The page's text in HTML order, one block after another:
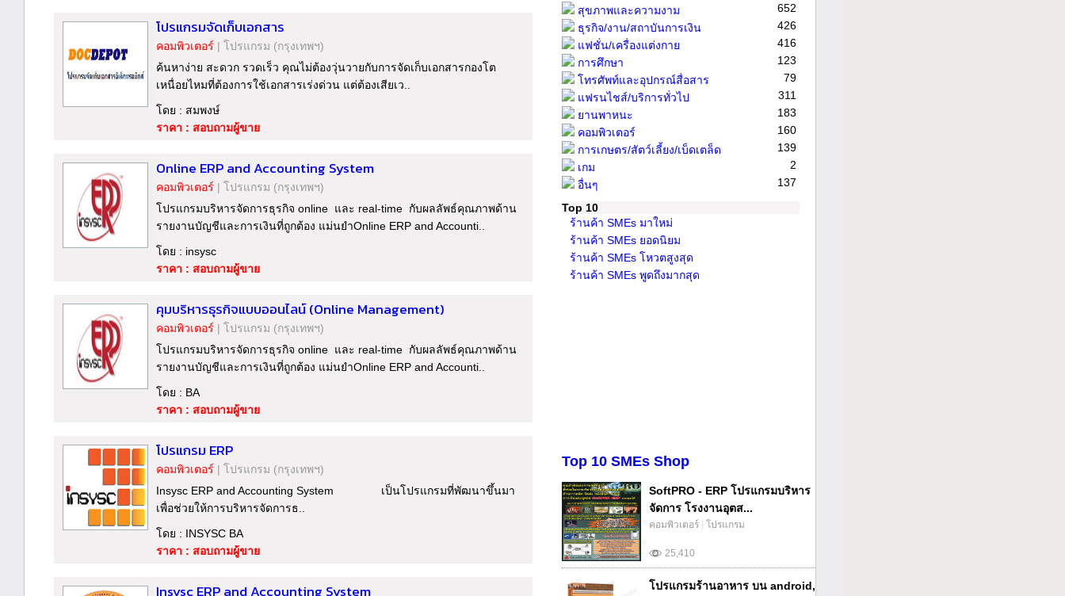
โปรแกรมจัดเก็บเอกสาร
คอมพิวเตอร์ | โปรแกรม (กรุงเทพฯ)
ค้นหาง่าย สะดวก รวดเร็ว คุณไม่ต้องวุ่นวายกับการจัดเก็บเอกสารกองโต
เหนื่อยไหมที่ต้องการใช้เอกสารเร่งด่วน แต่ต้องเสียเว..
โดย : สมพงษ์
ราคา : สอบถามผู้ขาย
Online ERP and Accounting System
คอมพิวเตอร์ | โปรแกรม (กรุงเทพฯ)
โปรแกรมบริหารจัดการธุรกิจ online และ real-time กับผลลัพธ์คุณภาพด้าน
รายงานบัญชีและการเงินที่ถูกต้อง แม่นยำOnline ERP and Accounti..
โดย : insysc
ราคา : สอบถามผู้ขาย
คุมบริหารธุรกิจแบบออนไลน์ (Online Management)
คอมพิวเตอร์ | โปรแกรม (กรุงเทพฯ)
โปรแกรมบริหารจัดการธุรกิจ online และ real-time กับผลลัพธ์คุณภาพด้าน
รายงานบัญชีและการเงินที่ถูกต้อง แม่นยำOnline ERP and Accounti..
โดย : BA
ราคา : สอบถามผู้ขาย
โปรแกรม ERP
คอมพิวเตอร์ | โปรแกรม (กรุงเทพฯ)
Insysc ERP and Accounting System เป็นโปรแกรมที่พัฒนาขึ้นมา
เพื่อช่วยให้การบริหารจัดการธ..
โดย : INSYSC BA
ราคา : สอบถามผู้ขาย
Insysc ERP and Accounting System
สุขภาพและความงาม
652
ธุรกิจ/งาน/สถาบันการเงิน
426
แฟชั่น/เครื่องแต่งกาย
416
การศึกษา
123
โทรศัพท์และอุปกรณ์สื่อสาร
79
แฟรนไชส์/บริการทั่วไป
311
ยานพาหนะ
183
คอมพิวเตอร์
160
การเกษตร/สัตว์เลี้ยง/เบ็ดเตล็ด
139
เกม
2
อื่นๆ
137
Top 10
ร้านค้า SMEs มาใหม่
ร้านค้า SMEs ยอดนิยม
ร้านค้า SMEs โหวตสูงสุด
ร้านค้า SMEs พูดถึงมากสุด
Top 10 SMEs Shop
25,410
SoftPRO - ERP โปรแกรมบริหาร
จัดการ โรงงานอุตส...
คอมพิวเตอร์ โปรแกรม
โปรแกรมร้านอาหาร บน android,